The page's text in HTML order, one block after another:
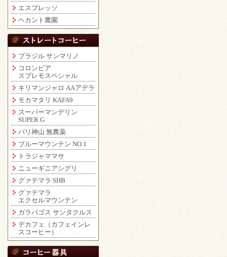
エスプレッソ
ヘカント農園
ブラジル サンマリノ
コロンビア
スプレモスペシャル
キリマンジャロ AAアデラ
モカマタリ KAFA9
スーパーマンデリン
SUPER G
バリ神山 無農薬
ブルーマウンテン NO.1
トラジャママサ
ニューギニアシグリ
グァテマラ SHB
グァテマラ
エクセルマウンテン
ガラパゴス サンタクルス
デカフェ（カフェインレ
スコーヒー）